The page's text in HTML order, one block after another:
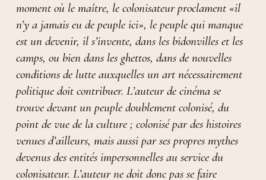
moment où le maître, le colonisateur proclament «il
n’y a jamais eu de peuple ici», le peuple qui manque
est un devenir, il s’invente, dans les bidonvilles et les
camps, ou bien dans les ghettos, dans de nouvelles
conditions de lutte auxquelles un art nécessairement
politique doit contribuer. L’auteur de cinéma se
trouve devant un peuple doublement colonisé, du
point de vue de la culture ; colonisé par des histoires
venues d’ailleurs, mais aussi par ses propres mythes
devenus des entités impersonnelles au service du
colonisateur. L’auteur ne doit donc pas se faire